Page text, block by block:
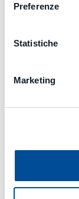
Preferenze
Statistiche
Marketing
Company